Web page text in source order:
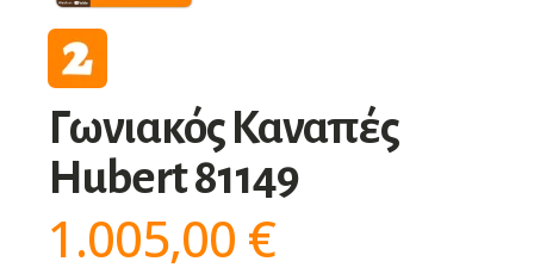
Γωνιακός Καναπές
Hubert 81149
1.005,00 €